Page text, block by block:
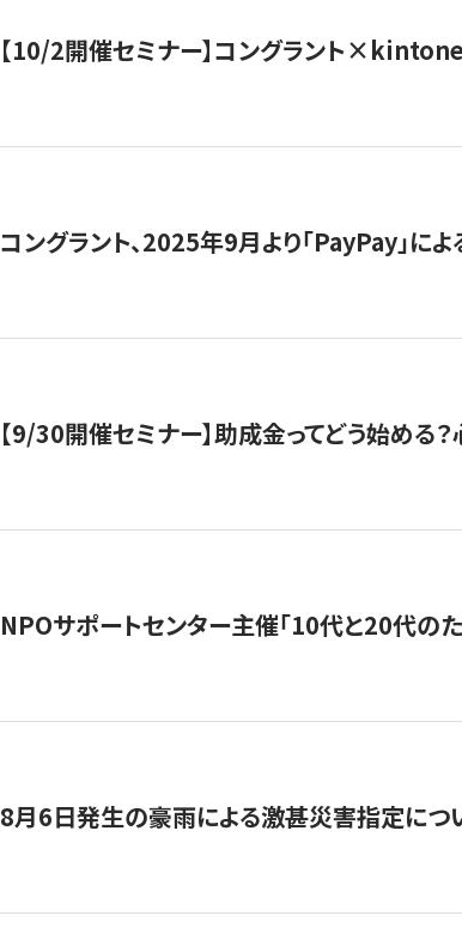
【10/2開催セミナー】コングラント
コングラント、2025年9月より「PayPay」に
【9/30開催セミナー】助成金ってどう始める
NPOサポートセンター主催「10代と20代の
8月6日発生の豪雨による激甚災害指定につ